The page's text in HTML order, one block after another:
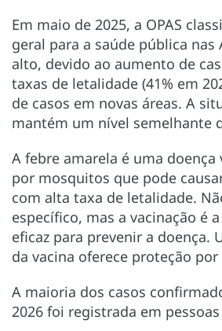
Em maio de 2025, a OPAS
geral para a saúde pública nas
alto, devido ao aumento de
taxas de letalidade (41% em
de casos em novas áreas. A
mantém um nível semelhante
A febre amarela é uma
por mosquitos que pode
com alta taxa de letalidade.
específico, mas a vacinação é
eficaz para prevenir a doença.
da vacina oferece proteção
A maioria dos casos
2026 foi registrada em